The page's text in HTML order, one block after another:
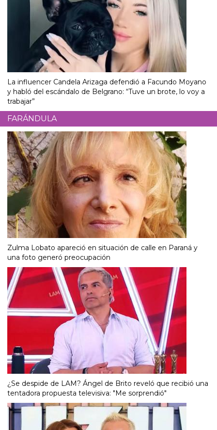
La influencer Candela Arizaga defendió a Facundo Moyano
y habló del escándalo de Belgrano: “Tuve un brote, lo voy a
trabajar”
FARÁNDULA
Zulma Lobato apareció en situación de calle en Paraná y
una foto generó preocupación
¿Se despide de LAM? Ángel de Brito reveló que recibió una
tentadora propuesta televisiva: "Me sorprendió"